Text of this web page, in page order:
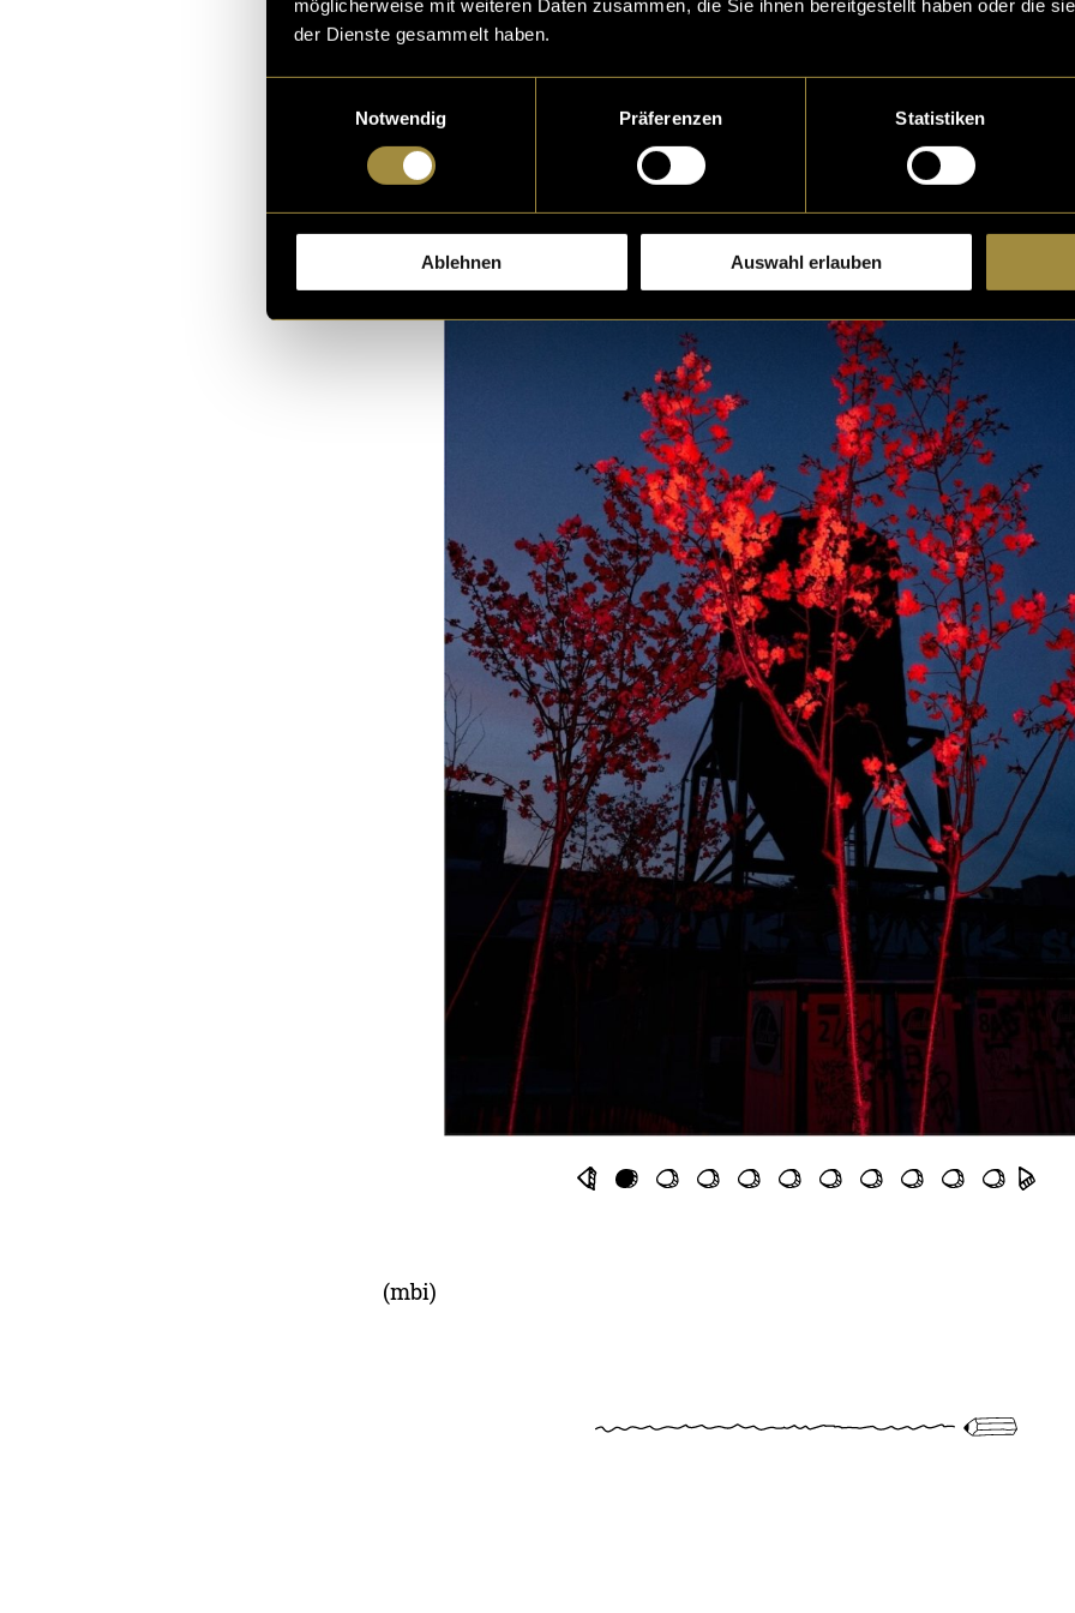
möglicherweise mit weiteren Daten zusammen, die Sie ihnen bereitgestellt haben oder die
der Dienste gesammelt haben.
Notwendig
Präferenzen Statistiken
Ablehnen Auswahl erlauben
(mbi)